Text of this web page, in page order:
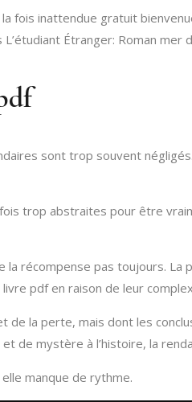
fois inattendue gratuit
Étranger: Roman mer
sont trop souvent
trop abstraites pour être
la récompense pas toujours.
pdf en raison de leur
de la perte, mais dont les
de mystère à l’histoire, la
manque de rythme.